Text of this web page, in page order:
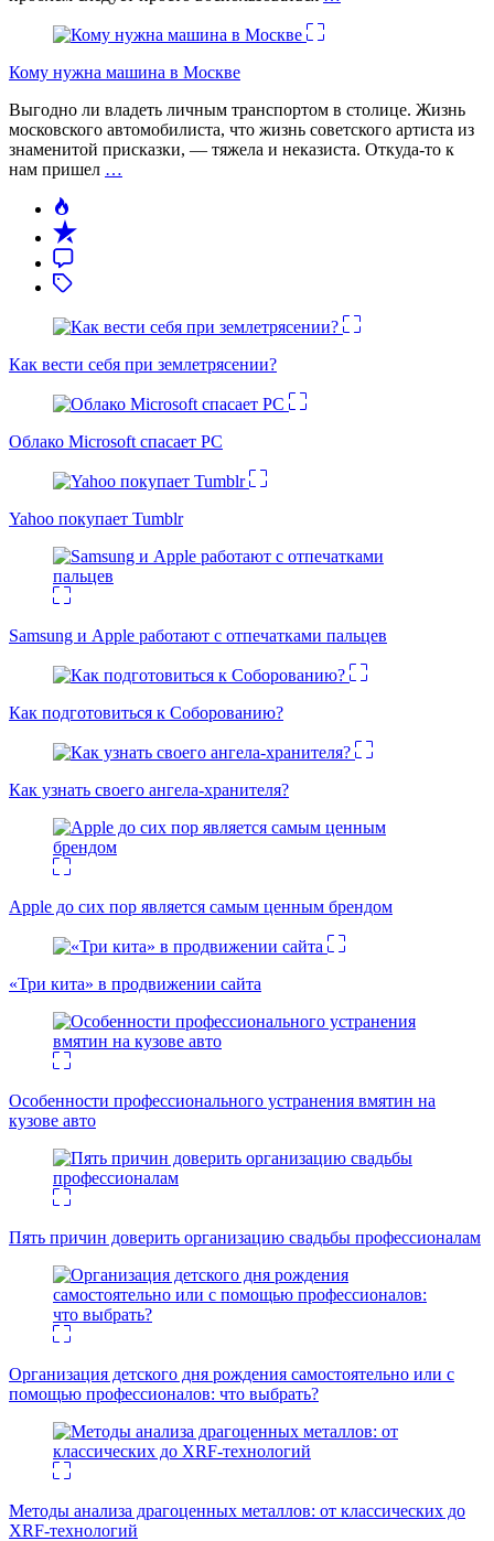
Кому нужна машина в Москве
Выгодно ли владеть личным транспортом в столице. Жизнь
московского автомобилиста, что жизнь советского артиста из
знаменитой присказки, — тяжела и неказиста. Откуда-то к
нам пришел …
Как вести себя при землетрясении?
Облако Microsoft спасает PC
Yahoo покупает Tumblr
Samsung и Apple работают с отпечатками пальцев
Как подготовиться к Соборованию?
Как узнать своего ангела-хранителя?
Apple до сих пор является самым ценным брендом
«Три кита» в продвижении сайта
Особенности профессионального устранения вмятин на
кузове авто
Пять причин доверить организацию свадьбы профессионалам
Организация детского дня рождения самостоятельно или с
помощью профессионалов: что выбрать?
Методы анализа драгоценных металлов: от классических до
XRF-технологий